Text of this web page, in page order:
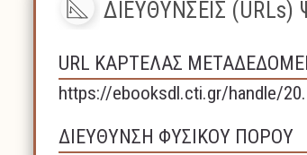
ΔΙΕΥΘΥΝΣΕΙΣ
URL ΚΑΡΤΕΛΑΣ
https://ebooksdl.cti.gr/handle/
ΔΙΕΥΘΥΝΣΗ ΦΥΣΙΚΟΥ ΠΟΡΟΥ